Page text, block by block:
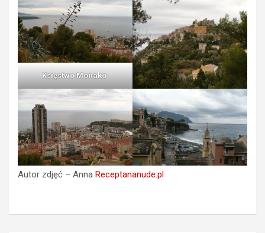
Księstwo Monako
Autor zdjęć – Anna Receptananude.pl